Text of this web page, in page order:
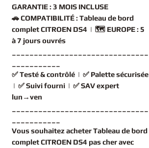
GARANTIE : 3 MOIS INCLUSE
🚗COMPATIBILITÉ : Tableau de bord
complet CITROEN DS4 | 🗺️ EUROPE : 5
à 7 jours ouvrés
✅Testé & contrôlé | ✅ Palette sécurisée
| ✅Suivi fourni | ✅SAV expert
lun→ven
Vous souhaitez acheter Tableau de bord
complet CITROEN DS4 pas cheravec